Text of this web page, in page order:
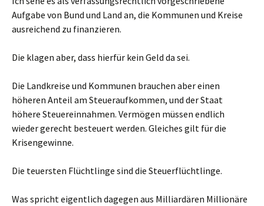
Aufgabe von Bund und Land an, die Kommunen und Kreise
ausreichend zu finanzieren.
Die klagen aber, dass hierfür kein Geld da sei.
Die Landkreise und Kommunen brauchen aber einen
höheren Anteil am Steueraufkommen, und der Staat
höhere Steuereinnahmen. Vermögen müssen endlich
wieder gerecht besteuert werden. Gleiches gilt für die
Krisengewinne.
Die teuersten Flüchtlinge sind die Steuerflüchtlinge.
Was spricht eigentlich dagegen aus Milliardären Millionäre